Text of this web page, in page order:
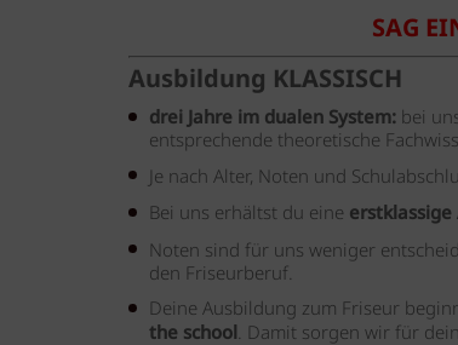
SAG
Ausbildung KLASSISCH
drei Jahre im dualen System: bei
entsprechende theoretische
Je nach Alter, Noten und
Bei uns erhältst du eine
Noten sind für uns weniger
den Friseurberuf.
Deine Ausbildung zum Friseur
the school. Damit sorgen wir für